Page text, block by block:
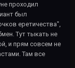
проходил
был
еретичества",
Тут тыкать не
и прям совсем не
Там все